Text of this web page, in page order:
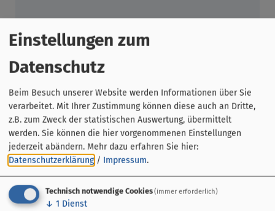
Gäste-Information
Sessenreuther Straße 2
95339 Wirsberg
09227 93220
Einstellungen zum
Datenschutz
Beim Besuch unserer Website werden Informationen über Sie
verarbeitet. Mit Ihrer Zustimmung können diese auch an Dritte,
z.B. zum Zweck der statistischen Auswertung, übermittelt
werden. Sie können die hier vorgenommenen Einstellungen
jederzeit abändern. Mehr dazu erfahren Sie hier:
Datenschutzerklärung / Impressum.
Technisch notwendige Cookies(immer erforderlich)
↓ 1 Dienst